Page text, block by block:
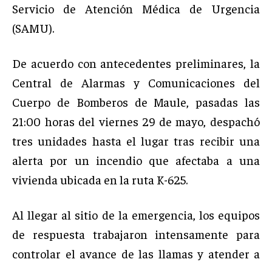
Servicio de Atención Médica de Urgencia
(SAMU).
De acuerdo con antecedentes preliminares, la
Central de Alarmas y Comunicaciones del
Cuerpo de Bomberos de Maule, pasadas las
21:00 horas del viernes 29 de mayo, despachó
tres unidades hasta el lugar tras recibir una
alerta por un incendio que afectaba a una
vivienda ubicada en la ruta K-625.
Al llegar al sitio de la emergencia, los equipos
de respuesta trabajaron intensamente para
controlar el avance de las llamas y atender a